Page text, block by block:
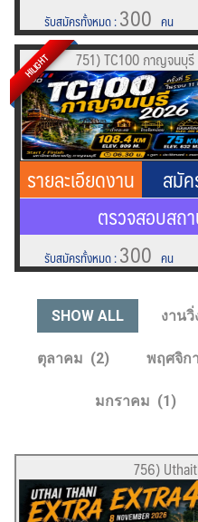
รับสมัครทั้งหมด:300 คน
HILIGHT 751) TC100 กาญจนบุ
รายละเอียดงาน สมั
ตรวจสอบสถ
รับสมัครทั้งหมด:300 คน
SHOW ALL งานวิ่
ตุลาคม 2 พฤศจิก
มกราคม 1
756)